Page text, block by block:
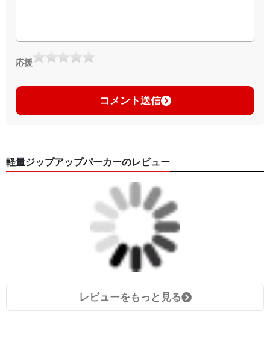
応援
コメント送信
軽量ジップアップパーカーのレビュー
レビューをもっと見る